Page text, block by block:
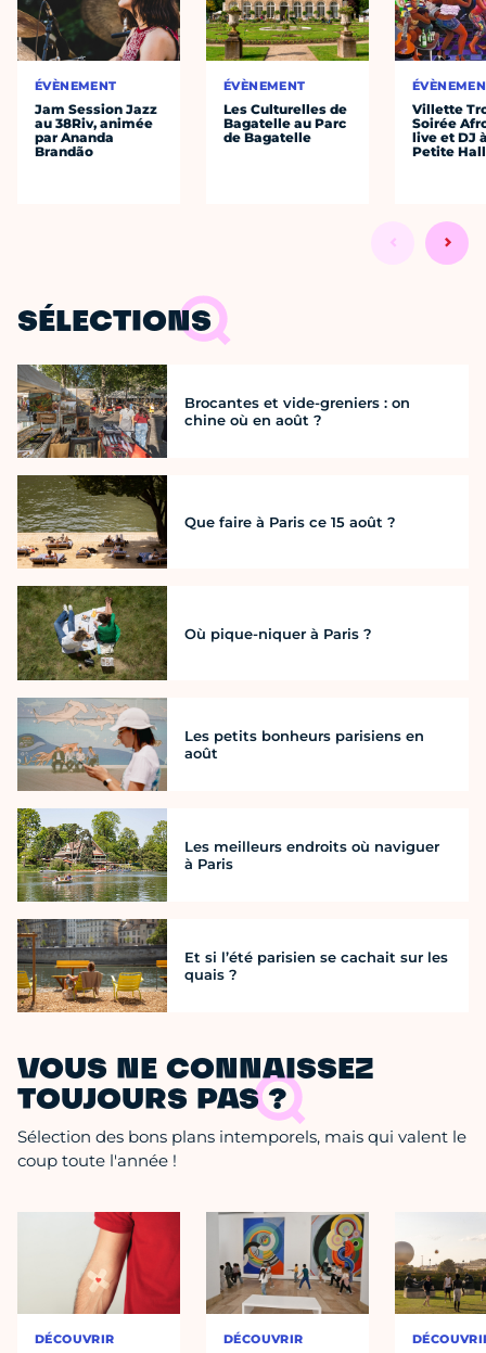
ÉVÈNEMENT
Jam Session Jazz
au 38Riv, animée
par Ananda
Brandão
ÉVÈNEMENT
Les Culturelles de
Bagatelle au Parc
de Bagatelle
Villette
Soirée
live et DJ
Petite
SÉLECTIONS
Brocantes et vide-greniers : on
chine où en août ?
Que faire à Paris ce 15 août ?
Où pique-niquer à Paris ?
Les petits bonheurs parisiens en
août
Les meilleurs endroits où naviguer
à Paris
Et si l’été parisien se cachait sur les
quais ?
VOUS NE CONNAISSEZ
TOUJOURS PAS ?
Sélection des bons plans intemporels, mais qui valent le
coup toute l'année !
DÉCOUVRIR DÉCOUVRIR